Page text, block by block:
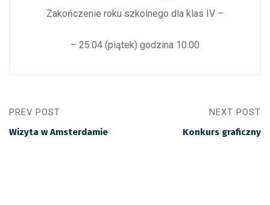
Zakończenie roku szkolnego dla klas IV –
– 25.04 (piątek) godzina 10.00
PREV POST
Wizyta w Amsterdamie
NEXT POST
Konkurs graficzny